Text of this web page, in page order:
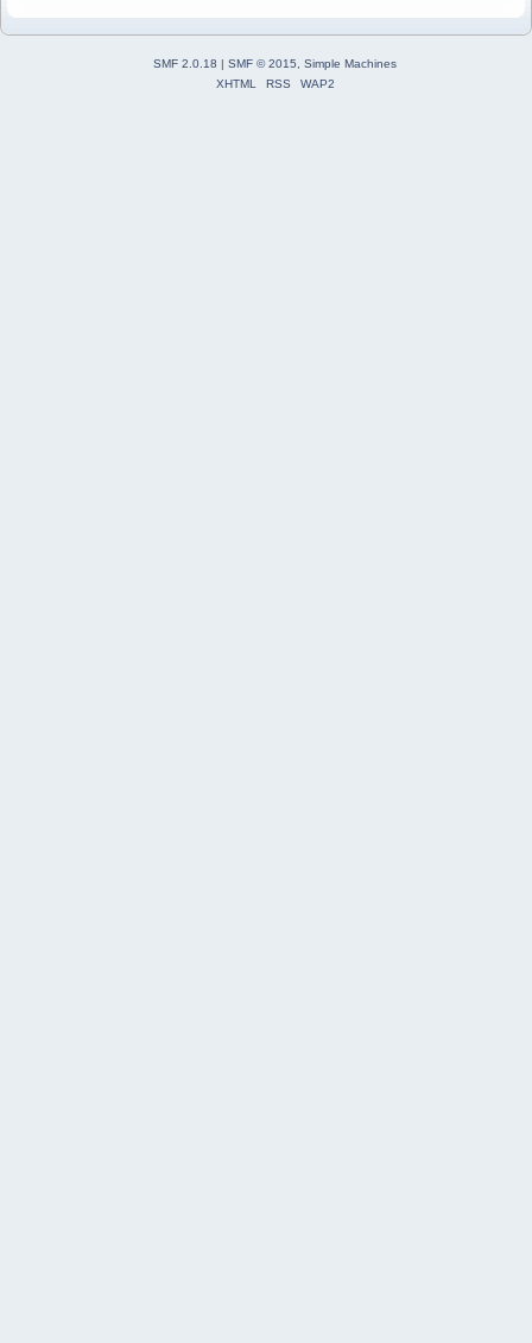
SMF 2.0.18 | SMF © 2015
Simple Machines
XHTML
RSS WAP2